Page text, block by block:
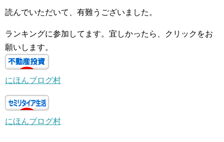
読んでいただいて、有難うございました。
ランキングに参加してます。宜しかったら、クリックをお
願いします。
にほんブログ村
にほんブログ村